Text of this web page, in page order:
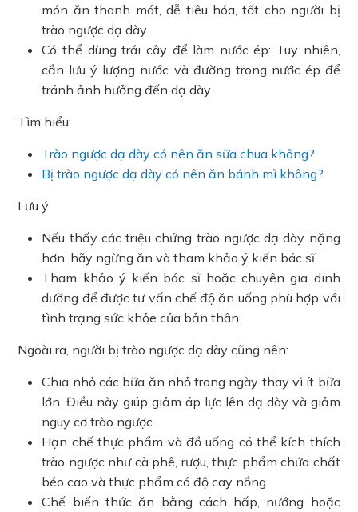
món ăn thanh mát, dễ tiêu hóa, tốt cho người bị
trào ngược dạ dày.
Có thể dùng trái cây để làm nước ép: Tuy nhiên,
cần lưu ý lượng nước và đường trong nước ép để
tránh ảnh hưởng đến dạ dày.
Tìm hiểu:
Trào ngược dạ dày có nên ăn sữa chua không?
Bị trào ngược dạ dày có nên ăn bánh mì không?
Lưu ý
Nếu thấy các triệu chứng trào ngược dạ dày nặng
hơn, hãy ngừng ăn và tham khảo ý kiến bác sĩ.
Tham khảo ý kiến bác sĩ hoặc chuyên gia dinh
dưỡng để được tư vấn chế độ ăn uống phù hợp với
tình trạng sức khỏe của bản thân.
Ngoài ra, người bị trào ngược dạ dày cũng nên:
Chia nhỏ các bữa ăn nhỏ trong ngày thay vì ít bữa
lớn. Điều này giúp giảm áp lực lên dạ dày và giảm
nguy cơ trào ngược.
Hạn chế thực phẩm và đồ uống có thể kích thích
trào ngược như cà phê, rượu, thực phẩm chứa chất
béo cao và thực phẩm có độ cay nồng.
Chế biến thức ăn bằng cách hấp, nướng hoặc